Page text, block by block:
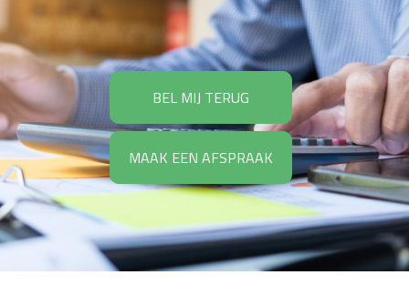
BEL MIJ TERUG
MAAK EEN AFSPRAAK